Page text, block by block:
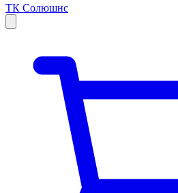
ТК Солюшнс